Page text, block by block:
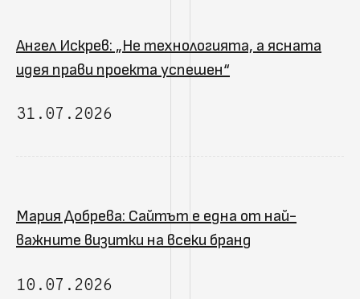
Ангел Искрев: „Не технологията, а ясната
идея прави проекта успешен“
31.07.2026
Мария Добрева: Сайтът е една от най-
важните визитки на всеки бранд
10.07.2026